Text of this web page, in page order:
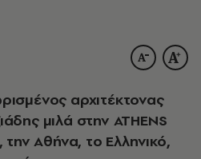
αρχιτέκτονας
μιλά στην ATHENS
Αθήνα, το Ελληνικό,